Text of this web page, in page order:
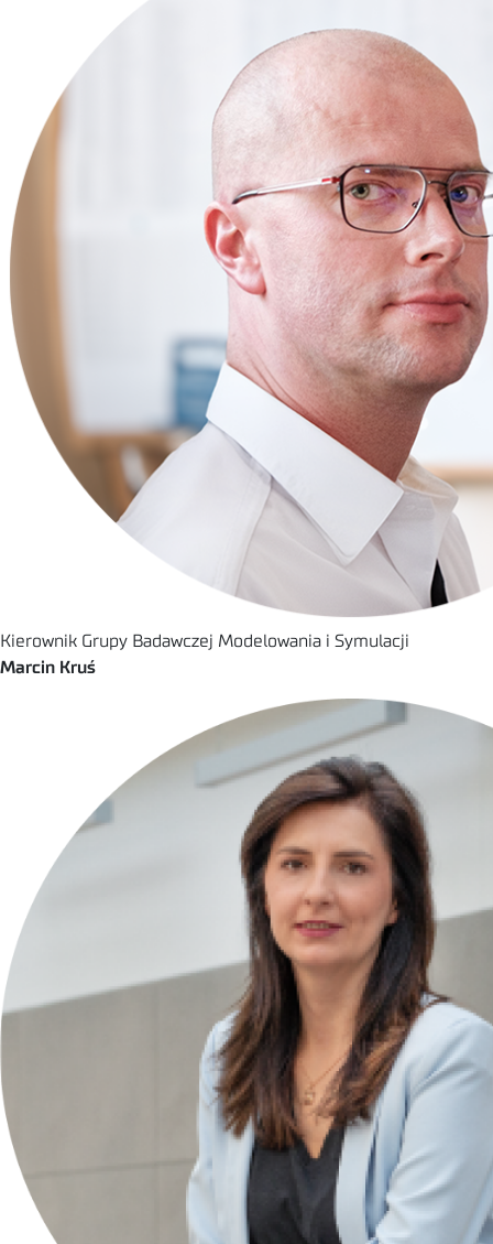
Kierownik Grupy Badawczej Modelowania i Symulacji
Marcin Kruś